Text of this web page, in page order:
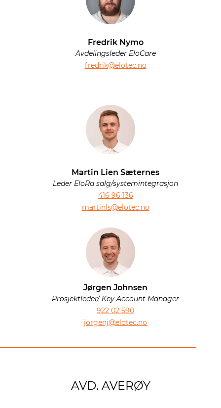
Fredrik Nymo
Avdelingsleder EloCare
fredrik@elotec.no
Jørgen Johnsen
Prosjektleder/ Key Account Manager
922 02 590
jorgenj@elotec.no
Martin Lien Sæternes
Leder EloRa salg/systemintegrasjon
416 96 136
martinls@elotec.no
AVD. AVERØY